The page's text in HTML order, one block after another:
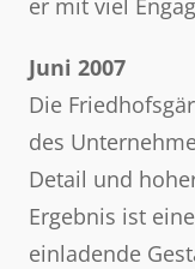
er mit viel
Juni 2007
Die
des
Detail und
Ergebnis ist
einladende